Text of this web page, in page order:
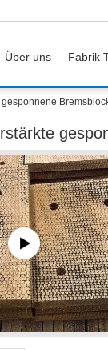
Über uns Fabrik